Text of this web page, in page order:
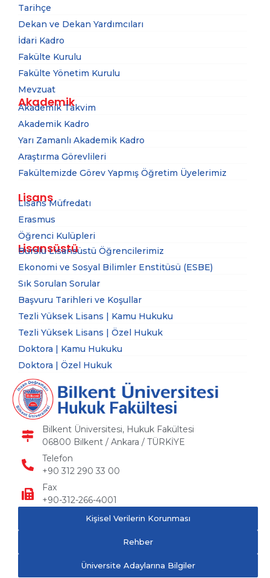
Tarihçe
Dekan ve Dekan Yardımcıları
İdari Kadro
Fakülte Kurulu
Fakülte Yönetim Kurulu
Mevzuat
Akademik
Akademik Takvim
Akademik Kadro
Yarı Zamanlı Akademik Kadro
Araştırma Görevlileri
Fakültemizde Görev Yapmış Öğretim Üyelerimiz
Lisans
Lisans Müfredatı
Erasmus
Öğrenci Kulüpleri
Lisansüstü
Burslu Lisansüstü Öğrencilerimiz
Ekonomi ve Sosyal Bilimler Enstitüsü (ESBE)
Sık Sorulan Sorular
Başvuru Tarihleri ve Koşullar
Tezli Yüksek Lisans | Kamu Hukuku
Tezli Yüksek Lisans | Özel Hukuk
Doktora | Kamu Hukuku
Doktora | Özel Hukuk
Bilkent Üniversitesi, Hukuk Fakültesi
06800 Bilkent / Ankara / TÜRKİYE
Telefon
+90 312 290 33 00
Fax
+90-312-266-4001
Kişisel Verilerin Korunması
Rehber
Üniversite Adaylarına Bilgiler